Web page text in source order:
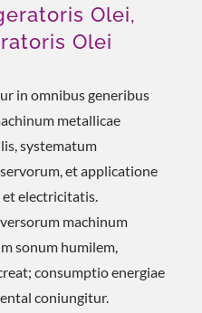
Olei,
Olei
in omnibus generibus
metallicae
systematum
et applicatione
electricitatis.
machinum
sonum humilem,
consumptio energiae
coniungitur.